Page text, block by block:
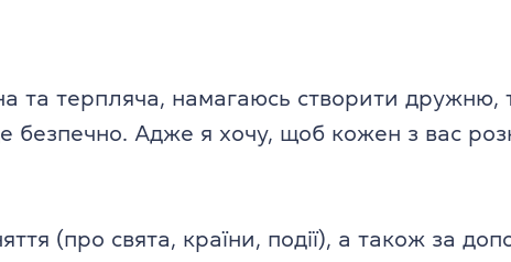
та терпляча, намагаюсь створити дружню,
безпечно. Адже я хочу, щоб кожен з вас
(про свята, країни, події), а також за